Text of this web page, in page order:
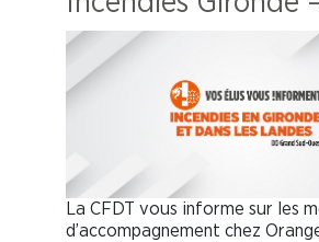
La CFDT vous informe sur les
d’accompagnement chez